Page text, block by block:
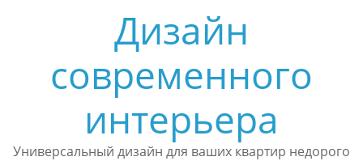
Дизайн
современного
интерьера
Универсальный дизайн для ваших квартир недорого